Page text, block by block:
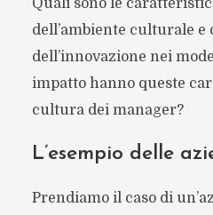
Quali sono le
dell’ambiente culturale e
dell’innovazione nei
impatto hanno queste
cultura dei manager?
L’esempio delle
Prendiamo il caso di